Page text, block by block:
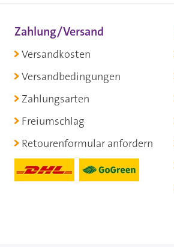
Zahlung/Versand
Versandkosten
Versandbedingungen
Zahlungsarten
Freiumschlag
Retourenformular anfordern